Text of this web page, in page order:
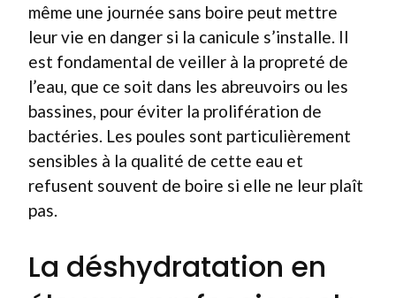
même une journée sans boire peut mettre
leur vie en danger si la canicule s’installe. Il
est fondamental de veiller à la propreté de
l’eau, que ce soit dans les abreuvoirs ou les
bassines, pour éviter la prolifération de
bactéries. Les poules sont particulièrement
sensibles à la qualité de cette eau et
refusent souvent de boire si elle ne leur plaît
pas.
La déshydratation en